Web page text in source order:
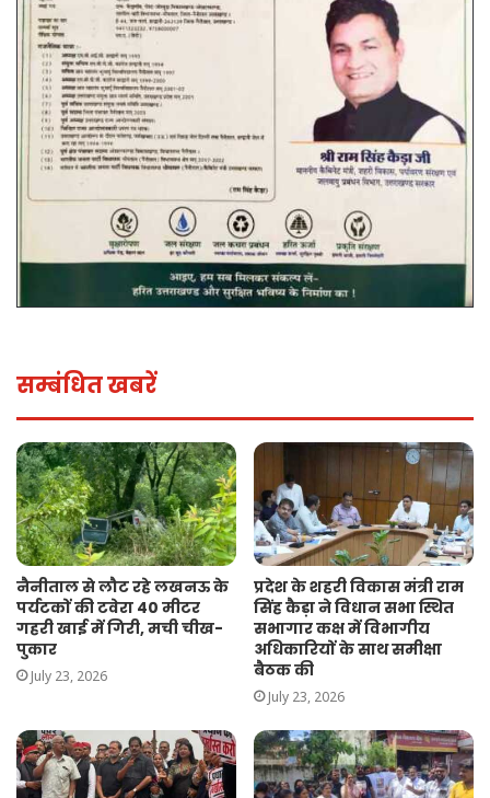
सम्बंधित खबरें
नैनीताल से लौट रहे लखनऊ के
पर्यटकों की टवेरा 40 मीटर
गहरी खाई में गिरी, मची चीख-
पुकार
July 23, 2026
प्रदेश के शहरी विकास मंत्री राम
सिंह कैड़ा ने विधान सभा स्थित
सभागार कक्ष में विभागीय
अधिकारियों के साथ समीक्षा
बैठक की
July 23, 2026